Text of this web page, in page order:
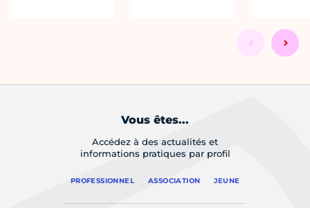
Vous êtes...
Accédez à des actualités et
informations pratiques par profil
PROFESSIONNEL ASSOCIATION JEUNE